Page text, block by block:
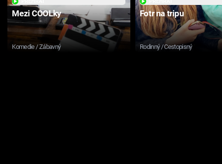
Mezi COOLky
Komedie / Zábavný
Fotr na tripu
Rodinný / Cestopisný